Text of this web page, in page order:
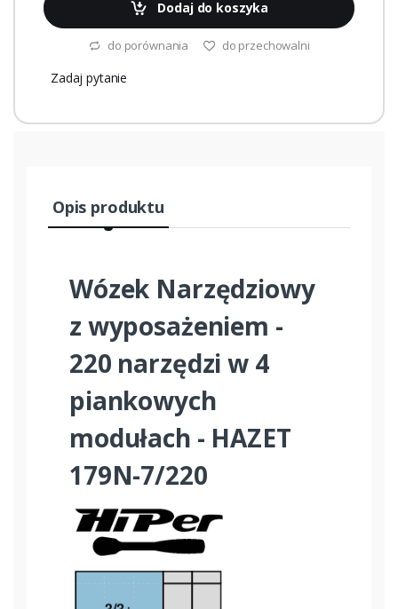
Dodaj do koszyka
do porównania do przechowalni
Zadaj pytanie
Opis produktu
Wózek Narzędziowy
z wyposażeniem -
220 narzędzi w 4
piankowych
modułach - HAZET
179N-7/220